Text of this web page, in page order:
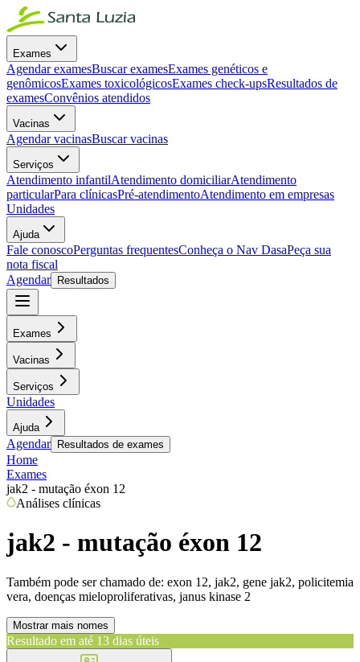
Exames
Agendar examesBuscar examesExames genéticos e
genômicosExames toxicológicosExames check-upsResultados de
examesConvênios atendidos
Vacinas
Agendar vacinasBuscar vacinas
Serviços
Atendimento infantilAtendimento domiciliarAtendimento
particularPara clínicasPré-atendimentoAtendimento em empresas
Unidades
Ajuda
Fale conoscoPerguntas frequentesConheça o Nav DasaPeça sua
nota fiscal
Agendar
Resultados
Exames
Vacinas
Serviços
Unidades
Ajuda
Agendar Resultados de exames
Home
Exames
jak2 - mutação éxon 12
Análises clínicas
jak2 - mutação éxon 12
Também pode ser chamado de: exon 12, jak2, gene jak2, policitemia
vera, doenças mieloproliferativas, janus kinase 2
Mostrar mais nomes
Resultado em até 13 dias úteis